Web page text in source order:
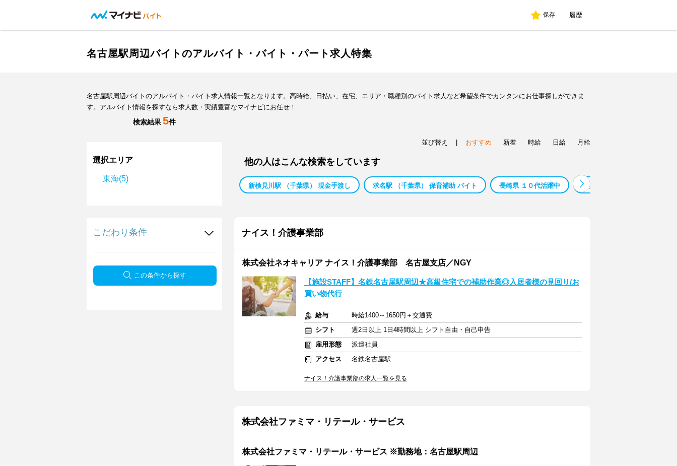
保存 履歴
名古屋駅周辺バイトのアルバイト・バイト・パート求人特集
名古屋駅周辺バイトのアルバイト・バイト求人情報一覧となります。高時給、日払い、在宅、エリア・職種別のバイト求人など希望条件でカンタンにお仕事探しができま
す。アルバイト情報を探すなら求人数・実績豊富なマイナビにお任せ！
検索結果5件
選択エリア
東海(5)
こだわり条件
この条件から探す
並び替え おすすめ 新着 時給 日給 月給
他の人はこんな検索をしています
新検見川駅 （千葉県） 現金手渡し 求名駅 （千葉県） 保育補助 バイト 長崎県 １０代活躍中 旭川 ２ヶ月 短期 バイト
ナイス！介護事業部
株式会社ネオキャリア ナイス！介護事業部 名古屋支店／NGY
【施設STAFF】名鉄名古屋駅周辺★高級住宅での補助作業◎入居者様の見回り/お
買い物代行
給与
時給1400～1650円＋交通費
シフト
週2日以上 1日4時間以上 シフト自由・自己申告
雇用形態
派遣社員
アクセス
名鉄名古屋駅
ナイス！介護事業部の求人一覧を見る
株式会社ファミマ・リテール・サービス
株式会社ファミマ・リテール・サービス ※勤務地：名古屋駅周辺